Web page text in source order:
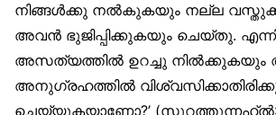
നിങ്ങൾക്കു നൽകുകയും നല്ല
അവൻ ഭുജിപ്പിക്കുകയും ചെയ്തു.
അസത്യത്തിൽ ഉറച്ചു നിൽക്കുകയും
അനുഗ്രഹത്തിൽ
ചെയ്യുകയാണോ?’ (സൂറത്തുന്നഹ്ൽ: